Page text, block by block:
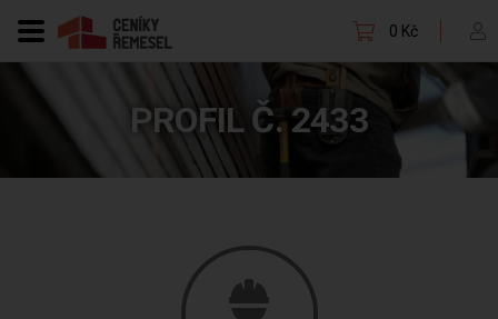
0 Kč
PROFIL Č. 2433